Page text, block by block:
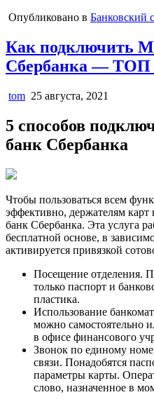
Опубликовано в Банковский
Как подключить
Сбербанка — ТОП
tom 25 августа, 2021
5 способов
банк Сбербанка
Чтобы пользоваться всем
эффективно, держателям
банк Сбербанка. Эта услуга
бесплатной основе, в
активируется привязкой
Посещение отделения.
только паспорт и
пластика.
Использование
можно самостоятельно
в офисе финансового
Звонок по единому
связи. Понадобятся
параметры карты.
слово, назначенное в